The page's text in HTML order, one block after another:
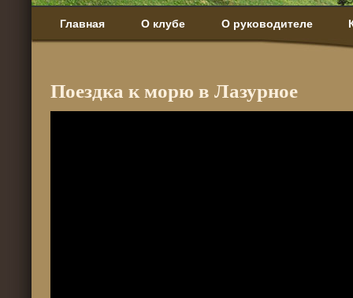
Главная О клубе О руководителе
Поездка к морю в Лазурное